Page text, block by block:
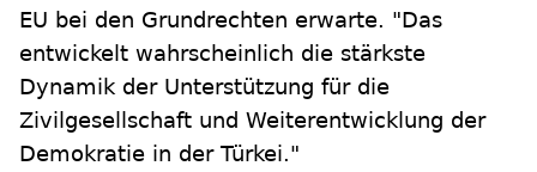
EU bei den Grundrechten erwarte. "Das
entwickelt wahrscheinlich die stärkste
Dynamik der Unterstützung für die
Zivilgesellschaft und Weiterentwicklung der
Demokratie in der Türkei."